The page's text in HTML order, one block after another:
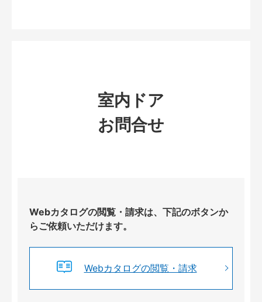
室内ドア
お問合せ
Webカタログの閲覧・請求は、下記のボタンか
らご依頼いただけます。
Webカタログの閲覧・請求